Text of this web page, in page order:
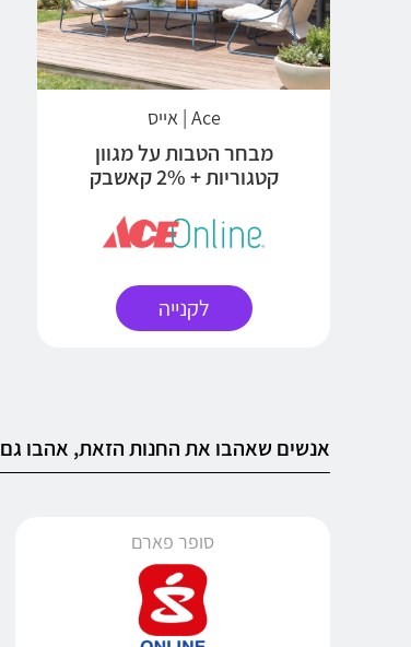
Ace | אייס
מבחר הטבות על מגוון
קטגוריות + 2% קאשבק
לקנייה
אנשים שאהבו את החנות הזאת, אהבו גם
סופר פארם